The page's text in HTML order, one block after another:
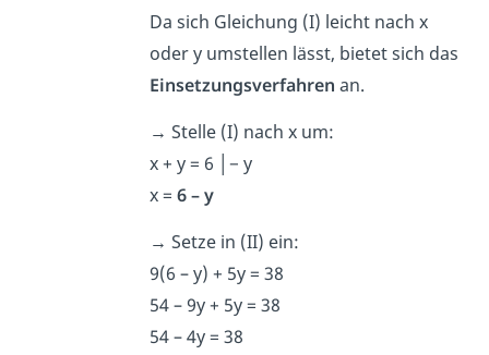
Da sich Gleichung (I) leicht nach x
oder y umstellen lässt, bietet sich das
Einsetzungsverfahren an.
→Stelle (I) nach x um:
x + y = 6 │− y
x =6 – y
→Setze in (II) ein:
9(6 – y) + 5y = 38
54 – 9y + 5y = 38
54 – 4y = 38